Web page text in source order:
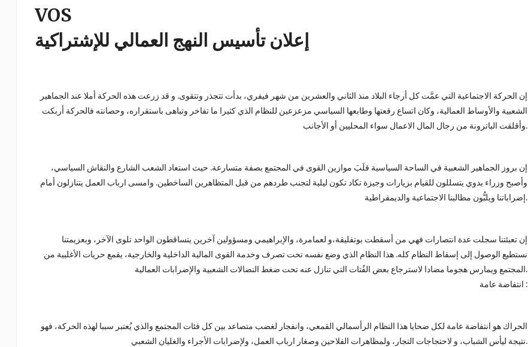
VOS
إعلان تأسيس النهج العمالي للإشتراكية
إن الحركة الاجتماعية التي عمَّت كل أرجاء البلاد منذ الثاني والعشرين من شهر فيفري، بدأت تتجذر وتتقوى. و قد زرعت هذه الحركة أملا عند الجماهير
الشعبية والأوساط العمالية، وكان اتساع رقعتها وطابعها السياسي مزعزعين للنظام الذي كثيرا ما تفاخر وتباهى باستقراره، وحصانته فالحركة أربكت
وأقلقت الباترونة من رجال المال الاعمال سواء المحليين أو الأجانب.
إن بروز الجماهير الشعبية في الساحة السياسية قلَبَ موازين القوى في المجتمع بصفة متسارعة. حيث استعاد الشعب الشارع والنقاش السياسي،
وأصبح وزراء بدوي يتسللون للقيام بزيارات وجيزة تكاد تكون ليلية لتجنب طردهم من قبل المتظاهرين الساخطين. وامسى ارباب العمل يتنازلون أمام
إضراباتنا ويلبُّون مطالبنا الاجتماعية والديمقراطية.
إن تعبئتنا سجلت عدة انتصارات فهي من أسقطت بوتفليقة،و لعمامرة، والإبراهيمي ومسؤولين آخرين يتساقطون الواحد تلوى الآخر، وبعزيمتنا
نستطيع الوصول إلى إسقاط النظام كله. هذا النظام الذي وضع نفسه تحت تصرف وخدمة القوى المالية الداخلية والخارجية، يقمع حريات الأغلبية من
المجتمع ويمارس هجوما مضادا لاسترجاع بعض الفُتات التي تنازل عنه تحت ضغط النضالات الشعبية والإضرابات العمالية.
انتفاضة عامة :
الحراك هو انتفاضة عامة لكل ضحايا هذا النظام الرأسمالي القمعي، وانفجار لغضب متصاعد بين كل فئات المجتمع والذي يُعتبر سببا لهذه الحركة، فهو
نتيجة ليأس الشباب، و لاحتجاجات التجار، ولمظاهرات الفلاحين وصغار ارباب العمل، ولإضرابات الأجراء والغليان الشعبي.